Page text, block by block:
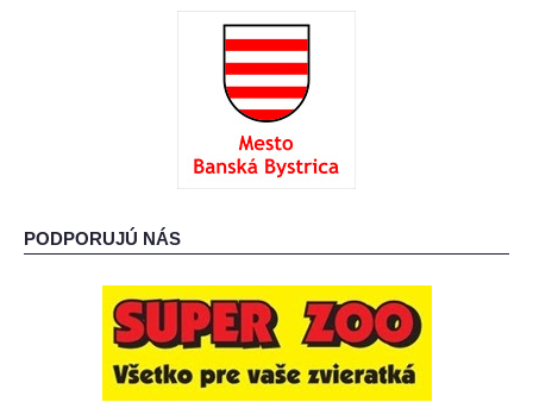
PODPORUJÚ NÁS